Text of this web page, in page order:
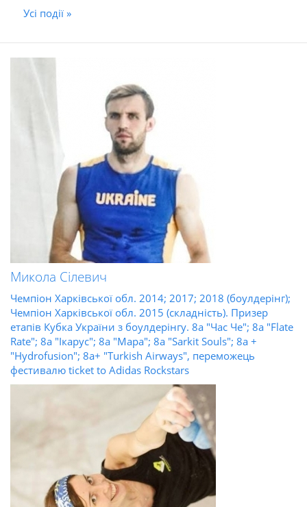
Усі події »
Микола Сілевич
Чемпіон Харківської обл. 2014; 2017; 2018 (боулдерінг);
Чемпіон Харківської обл. 2015 (складність). Призер
етапів Кубка України з боулдерінгу. 8а "Час Че"; 8а "Flate
Rate"; 8a "Ікарус"; 8а "Мара"; 8a "Sarkit Souls"; 8а +
"Hydrofusion"; 8а+ "Turkish Airways", переможець
фестивалю ticket to Adidas Rockstars